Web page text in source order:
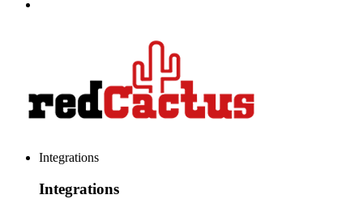
Integrations
Integrations